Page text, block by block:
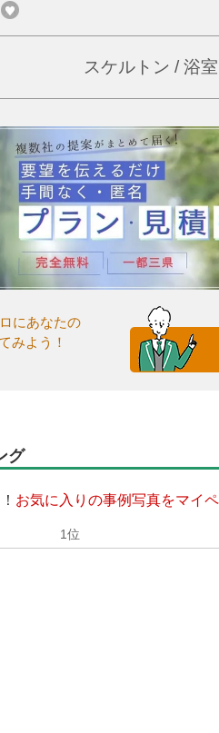
スケルトン / 浴
にあなたの
みよう！
グ
お気に入りの事例写真をマイ